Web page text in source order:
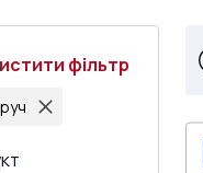
фільтр